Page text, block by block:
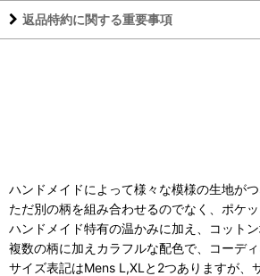
返品特約に関する重要事項
ハンドメイドによって様々な模様の生地が
ただ別の柄を組み合わせるのでなく、ポケ
ハンドメイド特有の温かみに加え、コット
複数の柄に加えカラフルな配色で、コーデ
サイズ表記はMens L,XLと2つありますが、